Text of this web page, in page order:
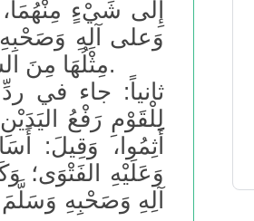
إِلَى شَيْءٍ
وَعلى آلِهِ
مِثْلُهَا مِنَ السُّنَّةِ»، فَتَمَسُّكٌ بِسُنَّةٍ خَيْرٌ مِنْ إِحْدَاثِ بِدْعَةٍ).
ثانياً: جاء في
لِلْقَوْمِ رَفْعُ
أَثِمُوا، وَقِيلَ:
وَعَلَيْهِ الفَتْوَى؛
آلِهِ وَصَحْبِهِ وَسَلَّمَ